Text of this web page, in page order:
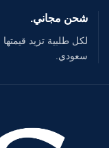
شحن مجاني.
سعودي.